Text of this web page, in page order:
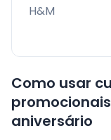
H&M
Como usar
aniversário